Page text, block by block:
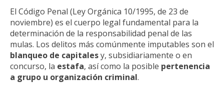
El Código Penal (Ley Orgánica 10/1995, de 23 de
noviembre) es el cuerpo legal fundamental para la
determinación de la responsabilidad penal de las
mulas. Los delitos más comúnmente imputables son el
blanqueo de capitalesy, subsidiariamente o en
concurso, la estafa, así como la posible pertenencia
a grupo u organización criminal.